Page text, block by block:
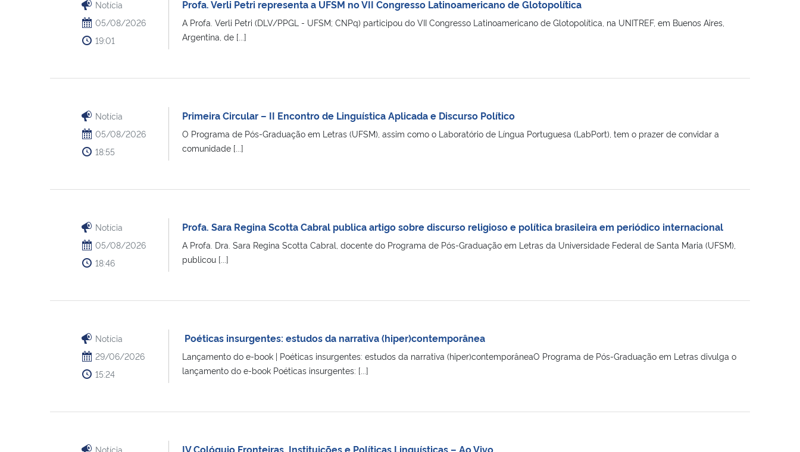
Notícia
05/08/2026
19:01
Profa. Verli Petri representa a UFSM no VII Congresso Latinoamericano de Glotopolítica
A Profa. Verli Petri (DLV/PPGL - UFSM; CNPq) participou do VII Congresso Latinoamericano de Glotopolítica, na UNITREF, em Buenos Aires,
Argentina, de [...]
Notícia
05/08/2026
18:55
Primeira Circular – II Encontro de Linguística Aplicada e Discurso Político
O Programa de Pós-Graduação em Letras (UFSM), assim como o Laboratório de Língua Portuguesa (LabPort), tem o prazer de convidar a
comunidade [...]
Notícia
05/08/2026
18:46
Profa. Sara Regina Scotta Cabral publica artigo sobre discurso religioso e política brasileira em periódico internacional
A Profa. Dra. Sara Regina Scotta Cabral, docente do Programa de Pós-Graduação em Letras da Universidade Federal de Santa Maria (UFSM),
publicou [...]
Notícia
29/06/2026
15:24
Poéticas insurgentes: estudos da narrativa (hiper)contemporânea
Lançamento do e-book | Poéticas insurgentes: estudos da narrativa (hiper)contemporâneaO Programa de Pós-Graduação em Letras divulga o
lançamento do e-book Poéticas insurgentes: [...]
Notícia
IV Colóquio Fronteiras, Instituições e Políticas Linguísticas – Ao Vivo